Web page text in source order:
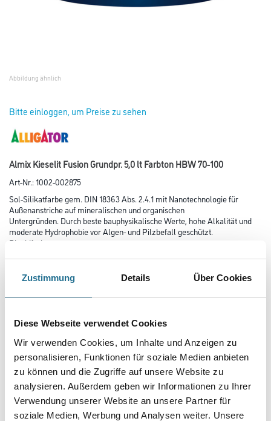
Zustimmung Details Über Cookies
Diese Webseite verwendet Cookies
Wir verwenden Cookies, um Inhalte und Anzeigen zu
personalisieren, Funktionen für soziale Medien anbieten
zu können und die Zugriffe auf unsere Website zu
analysieren. Außerdem geben wir Informationen zu Ihrer
Verwendung unserer Website an unsere Partner für
soziale Medien, Werbung und Analysen weiter. Unsere
Abbildung ähnlich
Bitte einloggen, um Preise zu sehen
Almix Kieselit Fusion Grundpr. 5,0 lt Farbton HBW 70-100
Art-Nr.:1002-002875
Sol-Silikatfarbe gem. DIN 18363 Abs. 2.4.1 mit Nanotechnologie für
Außenanstriche auf mineralischen und organischen
Untergründen. Durch beste bauphysikalische Werte, hohe Alkalität und
moderate Hydrophobie vor Algen- und Pilzbefall geschützt.
Biozidfrei.
Gebinde